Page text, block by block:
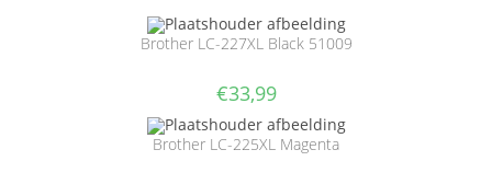
Brother LC-227XL Black 51009
€33,99
Brother LC-225XL Magenta